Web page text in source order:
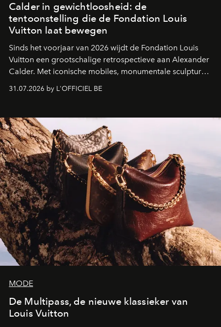
Calder in gewichtloosheid: de
tentoonstelling die de Fondation Louis
Vuitton laat bewegen
Sinds het voorjaar van 2026 wijdt de Fondation Louis
Vuitton een grootschalige retrospectieve aan Alexander
Calder. Met iconische mobiles, monumentale sculpturen
en een poëtische benadering van beweging neemt de
Amerikaanse kunstenaar de ruimtes van Frank Gehry
beeldhouwkunst opnieuw centraal stelt.
31.07.2026 by L'OFFICIEL BE
MODE
De Multipass, de nieuwe klassieker van
Louis Vuitton